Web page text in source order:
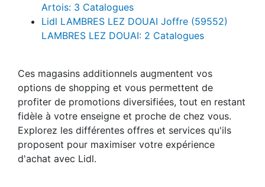
Artois: 3 Catalogues
Lidl LAMBRES LEZ DOUAI Joffre (59552)
LAMBRES LEZ DOUAI: 2 Catalogues
Ces magasins additionnels augmentent vos
options de shopping et vous permettent de
profiter de promotions diversifiées, tout en restant
fidèle à votre enseigne et proche de chez vous.
Explorez les différentes offres et services qu'ils
proposent pour maximiser votre expérience
d'achat avec Lidl.